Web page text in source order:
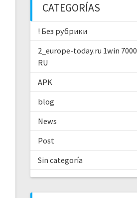
CATEGORÍAS
! Без рубрики
2_europe-today.ru 1win 7000
RU
APK
blog
News
Post
Sin categoría